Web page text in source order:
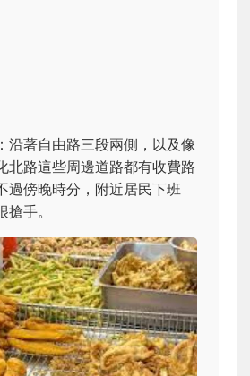
：沿著自由路三段兩側，以及像
北路這些周邊道路都有收費路
過傍晚時分，附近居民下班
手。